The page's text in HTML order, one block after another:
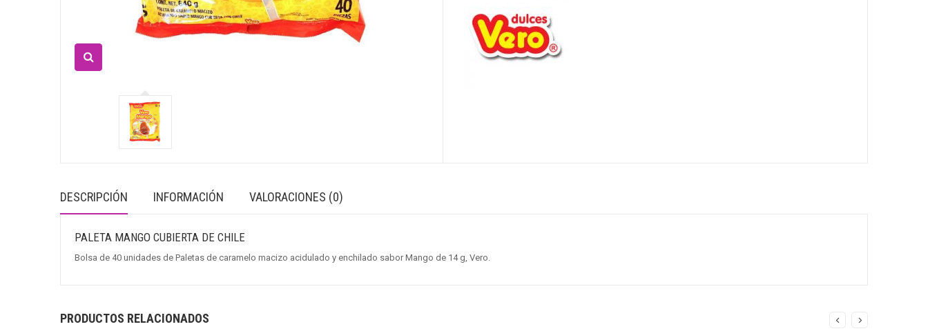
DESCRIPCIÓN INFORMACIÓN VALORACIONES (0)
PALETA MANGO CUBIERTA DE CHILE
Bolsa de 40 unidades de Paletas de caramelo macizo acidulado y enchilado sabor Mango de 14 g, Vero.
PRODUCTOS RELACIONADOS